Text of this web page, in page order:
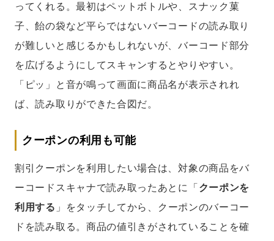
ってくれる。最初はペットボトルや、スナック菓
子、飴の袋など平らではないバーコードの読み取り
が難しいと感じるかもしれないが、バーコード部分
を広げるようにしてスキャンするとやりやすい。
「ピッ」と音が鳴って画面に商品名が表示されれ
ば、読み取りができた合図だ。
クーポンの利用も可能
割引クーポンを利用したい場合は、対象の商品をバ
ーコードスキャナで読み取ったあとに「 クーポンを
利用する 」をタッチしてから、クーポンのバーコー
ドを読み取る。商品の値引きがされていることを確